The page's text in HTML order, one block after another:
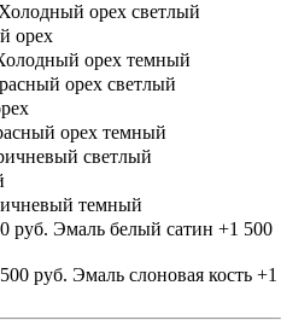
Холодный орех светлый
орех
орех темный
орех светлый
орех темный
светлый
темный
Эмаль белый сатин +1 500
Эмаль слоновая кость +1